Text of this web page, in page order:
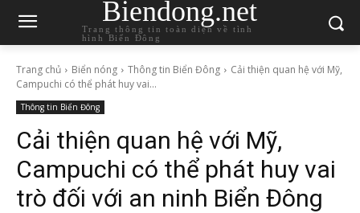
Biendong.net
Trang thông tin toàn diện về tình
hình Biển Đông
Trang chủ Biển nóng Thông tin Biển Đông
Cải thiện quan hệ với Mỹ,
Campuchi có thể phát huy vai...
Thông tin Biển Đông
Cải thiện quan hệ với Mỹ,
Campuchi có thể phát huy vai
trò đối với an ninh Biển Đông